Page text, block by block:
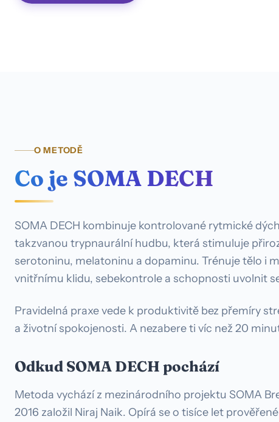
O METODĚ
Co je SOMA DECH
SOMA DECH kombinuje kontrolované rytmické
takzvanou trypnaurální hudbu, která stimuluje
serotoninu, melatoninu a dopaminu. Trénuje tělo i
vnitřnímu klidu, sebekontrole a schopnosti uvolnit
Pravidelná praxe vede k produktivitě bez přemíry
a životní spokojenosti. A nezabere ti víc než 20
Odkud SOMA DECH pochází
Metoda vychází z mezinárodního projektu SOMA
2016 založil Niraj Naik. Opírá se o tisíce let